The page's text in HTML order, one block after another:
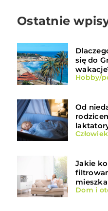
Ostatnie
się do
Hobby/
Od
Jakie
Dom i